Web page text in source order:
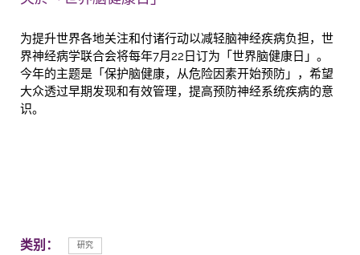
为提升世界各地关注和付诸行动以减轻脑神经疾病负担，世
界神经病学联合会将每年7月22日订为「世界脑健康日」。
今年的主题是「保护脑健康，从危险因素开始预防」，希望
大众透过早期发现和有效管理，提高预防神经系统疾病的意
识。
类别： 研究